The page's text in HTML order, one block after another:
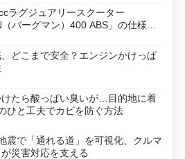
ラグジュアリースクーター
（バーグマン）400 ABS」の仕様を
日に発売
どこまで安全？エンジンかけっぱ
けたら酸っぱい臭いが…目的地に着
ひと工夫でカビを防ぐ方法
震で「通れる道」を可視化、クルマ
災害対応を支える